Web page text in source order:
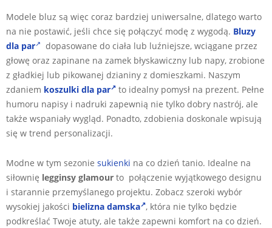
Modele bluz są więc coraz bardziej uniwersalne, dlatego warto
na nie postawić, jeśli chce się połączyć modę z wygodą. Bluzy
dla par
dopasowane do ciała lub luźniejsze, wciągane przez
głowę oraz zapinane na zamek błyskawiczny lub napy, zrobione
z gładkiej lub pikowanej dzianiny z domieszkami. Naszym
zdaniem koszulki dla par
to idealny pomysł na prezent. Pełne
humoru napisy i nadruki zapewnią nie tylko dobry nastrój, ale
także wspaniały wygląd. Ponadto, zdobienia doskonale wpisują
się w trend personalizacji.
Modne w tym sezonie sukienki na co dzień tanio. Idealne na
siłownię legginsy glamour to połączenie wyjątkowego designu
i starannie przemyślanego projektu. Zobacz szeroki wybór
wysokiej jakości bielizna damska , która nie tylko będzie
podkreślać Twoje atuty, ale także zapewni komfort na co dzień.